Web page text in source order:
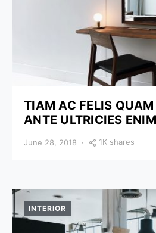
TIAM AC FELIS
ANTE ULTRICIES
June 28, 2018 1K shares
INTERIOR